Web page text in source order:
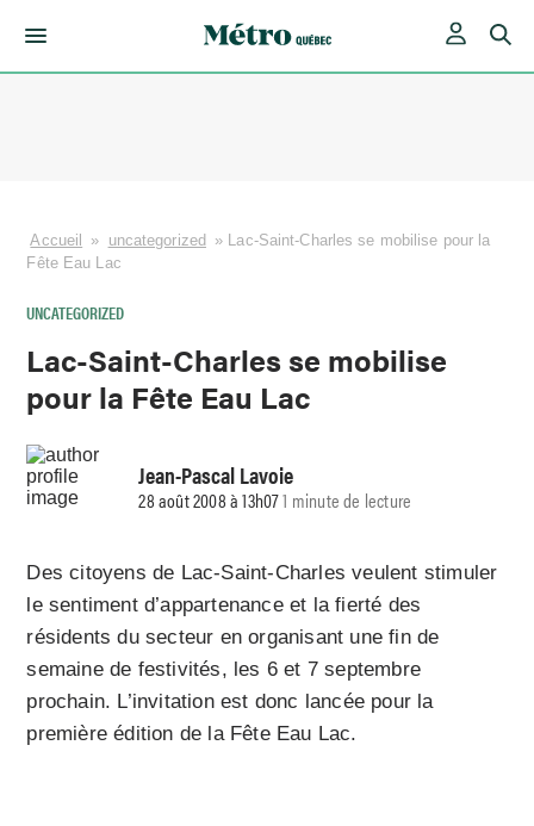
Accueil » uncategorized » Lac-Saint-Charles se mobilise pour la
Fête Eau Lac
UNCATEGORIZED
Lac-Saint-Charles se mobilise
pour la Fête Eau Lac
Jean-Pascal Lavoie
28 août 2008 à 13h071 minute de lecture
Des citoyens de Lac-Saint-Charles veulent stimuler
le sentiment d’appartenance et la fierté des
résidents du secteur en organisant une fin de
semaine de festivités, les 6 et 7 septembre
prochain. L’invitation est donc lancée pour la
première édition de la Fête Eau Lac.